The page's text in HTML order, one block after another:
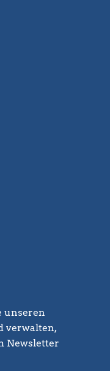
unseren
verwalten,
Newsletter